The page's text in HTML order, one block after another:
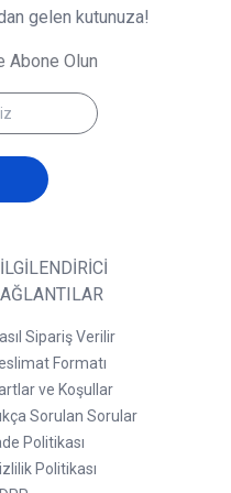
Sipariş Verilir
Formatı
ve Koşullar
Sorulan Sorular
Politikası
Politikası
gelen kutunuza!
Abone Olun